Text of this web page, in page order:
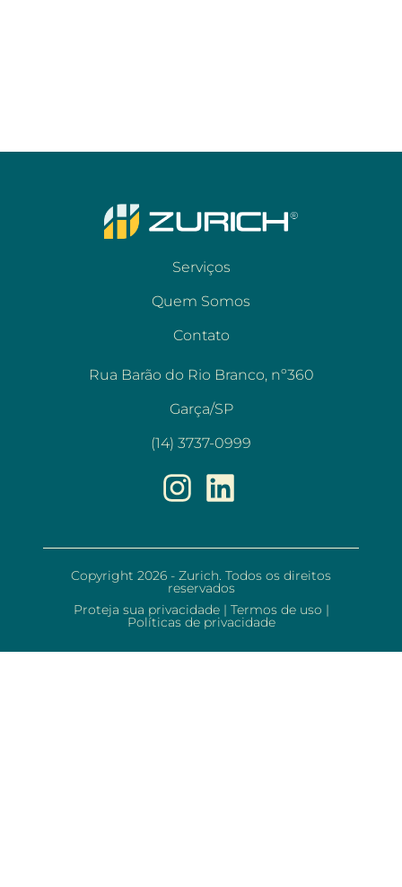
Serviços
Quem Somos
Contato
Rua Barão do Rio Branco, nº360
Garça/SP
(14) 3737-0999
Copyright 2026 - Zurich. Todos os direitos
reservados
Proteja sua privacidade | Termos de uso |
Políticas de privacidade